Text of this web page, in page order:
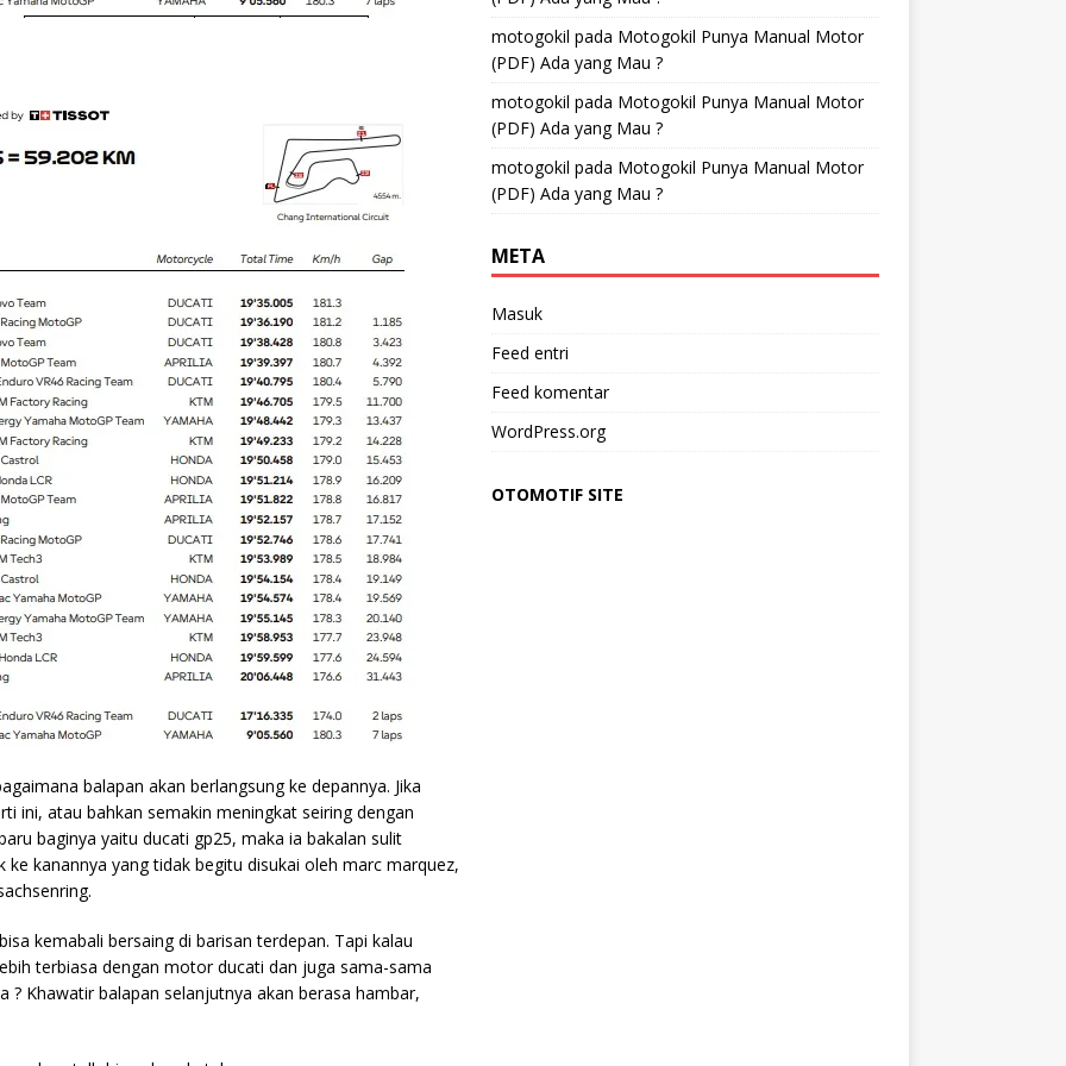
balapan akan berlangsung ke depannya. Jika
ini, atau bahkan semakin meningkat seiring dengan
baginya yaitu ducati gp25, maka ia bakalan sulit
ke kanannya yang tidak begitu disukai oleh marc marquez,
kemabali bersaing di barisan terdepan. Tapi kalau
terbiasa dengan motor ducati dan juga sama-sama
? Khawatir balapan selanjutnya akan berasa hambar,
motogokil pada Motogokil Punya Manual Motor
(PDF) Ada yang Mau ?
motogokil pada Motogokil Punya Manual Motor
(PDF) Ada yang Mau ?
motogokil pada Motogokil Punya Manual Motor
(PDF) Ada yang Mau ?
META
Masuk
Feed entri
Feed komentar
WordPress.org
OTOMOTIF SITE